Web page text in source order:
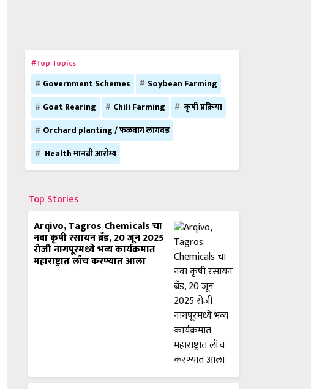
#Top Topics
Government Schemes
Soybean Farming
Goat Rearing
Chili Farming
कृषी प्रक्रिया
Orchard planting / फळबाग लागवड
Health मानवी आरोग्य
Top Stories
Arqivo, Tagros Chemicals चा
नवा कृषी रसायन ब्रँड, 20 जून 2025
रोजी नागपूरमध्ये भव्य कार्यक्रमात
महाराष्ट्रात लाँच करण्यात आला